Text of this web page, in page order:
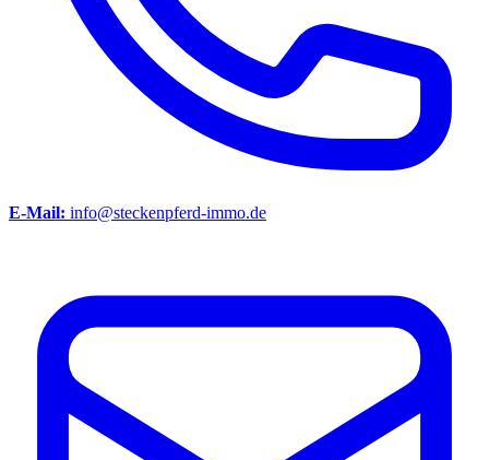
E-Mail: info@steckenpferd-immo.de